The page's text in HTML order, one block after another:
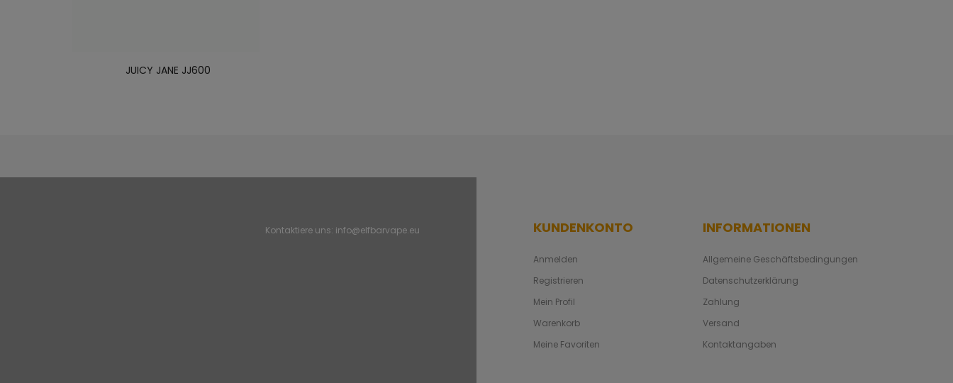
JUICY JANE JJ600
Kontaktiere uns: info@elfbarvape.eu KUNDENKONTO
Anmelden
Registrieren
Mein Profil
Warenkorb
Meine Favoriten
INFORMATIONEN
Allgemeine Geschäftsbedingungen
Datenschutzerklärung
Zahlung
Versand
Kontaktangaben